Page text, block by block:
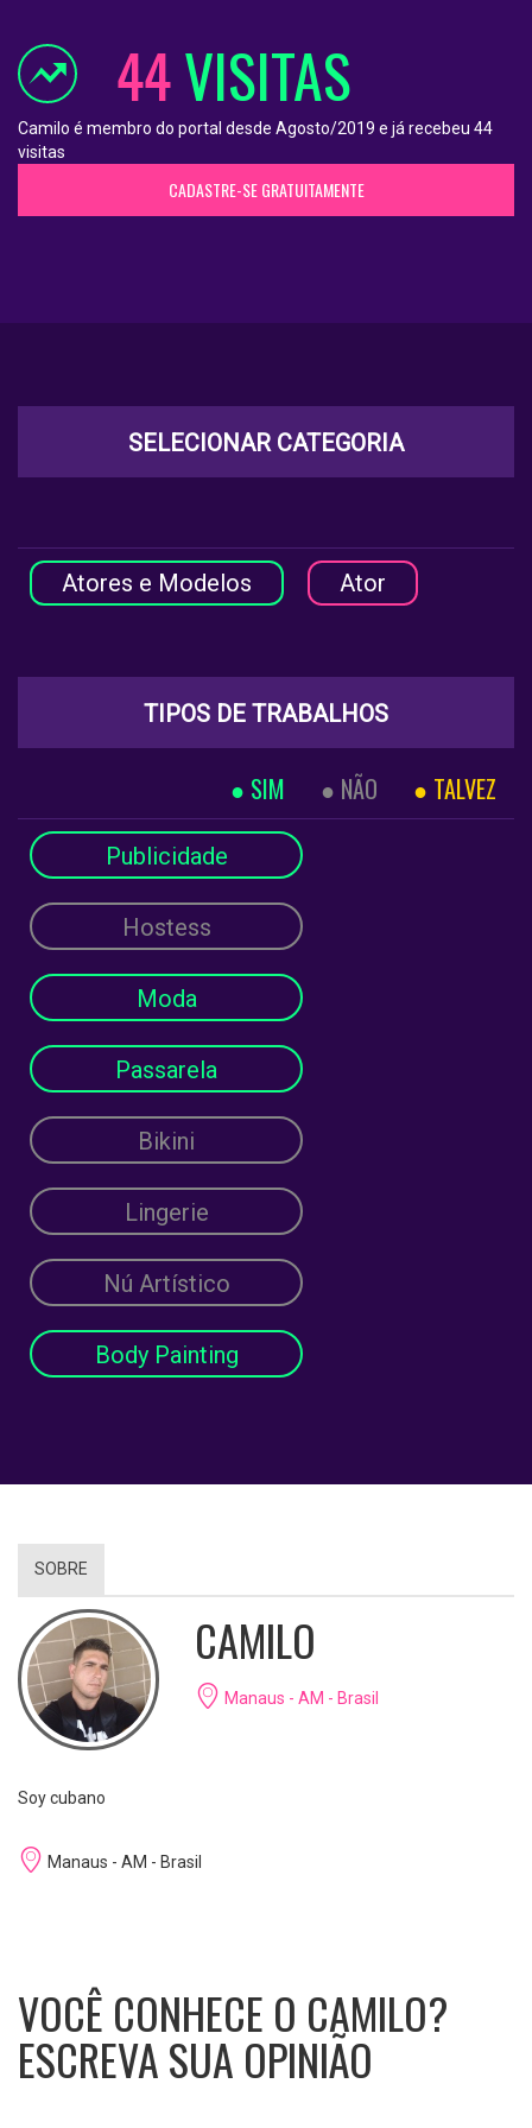
44VISITAS
Camilo é membro do portal desde Agosto/2019 e já recebeu 44
visitas
CADASTRE-SE GRATUITAMENTE
SELECIONAR CATEGORIA
Atores e Modelos Ator
TIPOS DE TRABALHOS
SIM NÃO TALVEZ
Publicidade
Hostess
Moda
Passarela
Bikini
Lingerie
Nú Artístico
Body Painting
SOBRE
CAMILO
Manaus - AM - Brasil
Soy cubano
Manaus - AM - Brasil
VOCÊ CONHECE O CAMILO?
ESCREVA SUA OPINIÃO